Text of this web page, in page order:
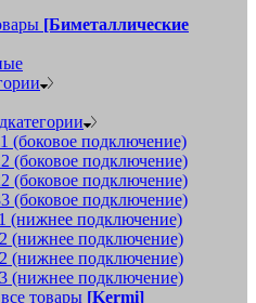
[Биметаллические
(боковое подключение)
(боковое подключение)
(боковое подключение)
(боковое подключение)
(нижнее подключение)
(нижнее подключение)
(нижнее подключение)
(нижнее подключение)
товары [Kermi]